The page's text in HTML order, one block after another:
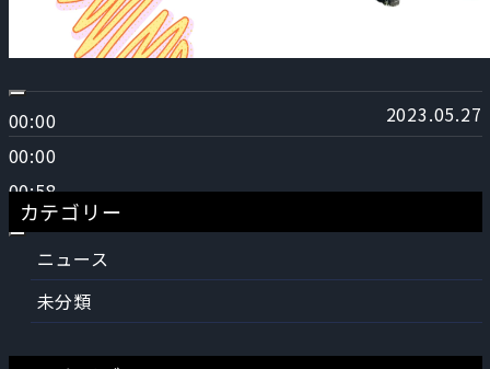
00:00
00:00
00:58
2023.05.27
カテゴリー
ニュース
未分類